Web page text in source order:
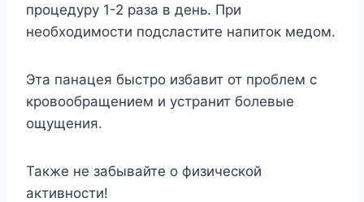
процедуру 1-2 раза в день. При
необходимости подсластите напиток медом.
Эта панацея быстро избавит от проблем с
кровообращением и устранит болевые
ощущения.
Также не забывайте о физической
активности!